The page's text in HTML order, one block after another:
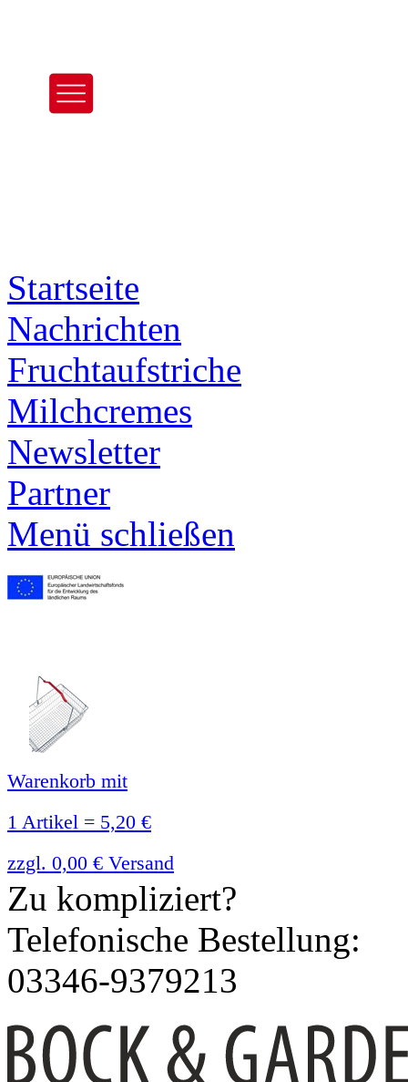
Startseite
Nachrichten
Frucht­aufstriche
Milchcremes
Newsletter
Partner
Menü schließen
Warenkorb mit
1 Artikel = 5,20 €
zzgl. 0,00 € Versand
Zu kompliziert?
Telefonische Bestellung:
03346-9379213